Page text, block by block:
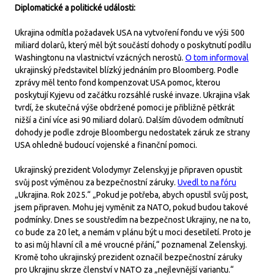
Diplomatické a politické události:
Ukrajina odmítla požadavek USA na vytvoření fondu ve výši 500
miliard dolarů, který měl být součástí dohody o poskytnutí podílu
Washingtonu na vlastnictví vzácných nerostů. O tom informoval
ukrajinský představitel blízký jednáním pro Bloomberg. Podle
zprávy měl tento fond kompenzovat USA pomoc, kterou
poskytují Kyjevu od začátku rozsáhlé ruské invaze. Ukrajina však
tvrdí, že skutečná výše obdržené pomoci je přibližně pětkrát
nižší a činí více asi 90 miliard dolarů. Dalším důvodem odmítnutí
dohody je podle zdroje Bloombergu nedostatek záruk ze strany
USA ohledně budoucí vojenské a finanční pomoci.
Ukrajinský prezident Volodymyr Zelenskyj je připraven opustit
svůj post výměnou za bezpečnostní záruky. Uvedl to na fóru
„Ukrajina. Rok 2025.“ „Pokud je potřeba, abych opustil svůj post,
jsem připraven. Mohu jej vyměnit za NATO, pokud budou takové
podmínky. Dnes se soustředím na bezpečnost Ukrajiny, ne na to,
co bude za 20 let, a nemám v plánu být u moci desetiletí. Proto je
to asi můj hlavní cíl a mé vroucné přání,“ poznamenal Zelenskyj.
Kromě toho ukrajinský prezident označil bezpečnostní záruky
pro Ukrajinu skrze členství v NATO za „nejlevnější variantu.“